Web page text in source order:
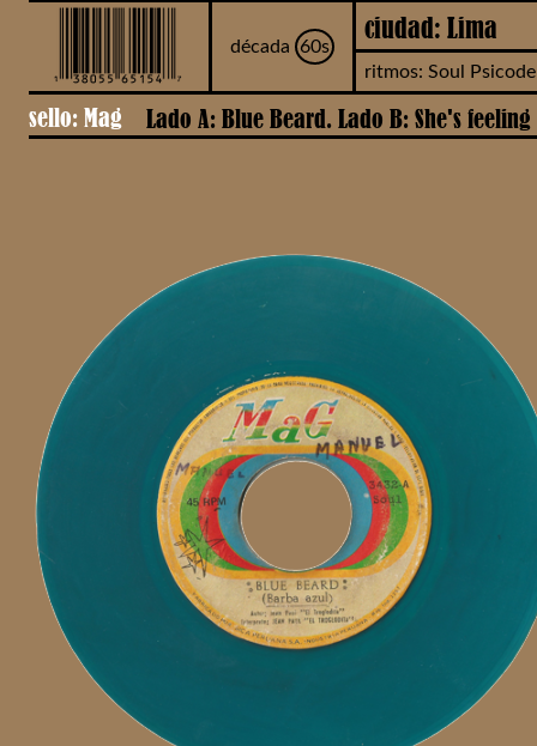
década 60s
ciudad: Lima
ritmos: Soul
sello: Mag Lado A: Blue Beard. Lado B: She's feeling